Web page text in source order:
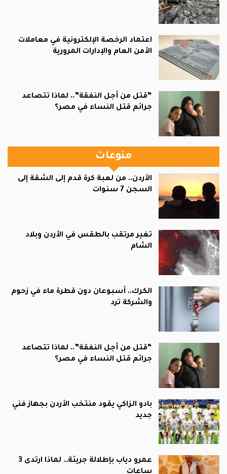
اعتماد الرخصة الإلكترونية في معاملات
الأمن العام والإدارات المرورية
“قتل من أجل النفقة”.. لماذا تتصاعد
جرائم قتل النساء في مصر؟
منوعات
الأردن.. من لعبة كرة قدم إلى الشقة إلى
السجن 7 سنوات
تغير مرتقب بالطقس في الأردن وبلاد
الشام
الكرك.. أسبوعان دون قطرة ماء في زحوم
والشركة ترد
“قتل من أجل النفقة”.. لماذا تتصاعد
جرائم قتل النساء في مصر؟
بادو الزاكي يقود منتخب الأردن بجهاز فني
جديد
عمرو دياب بإطلالة جريئة… لماذا ارتدى 3
ساعات